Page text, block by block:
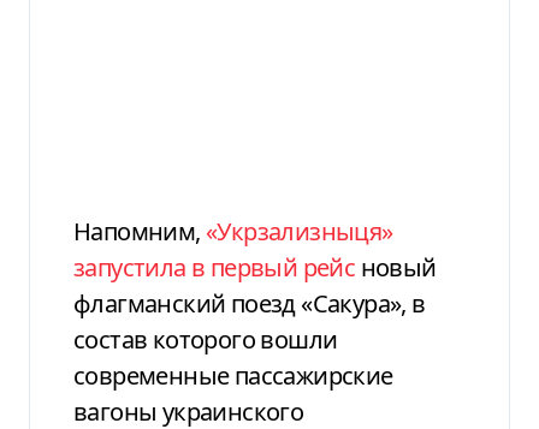
Напомним, «Укрзализныця»
запустила в первый рейс новый
флагманский поезд «Сакура», в
состав которого вошли
современные пассажирские
вагоны украинского